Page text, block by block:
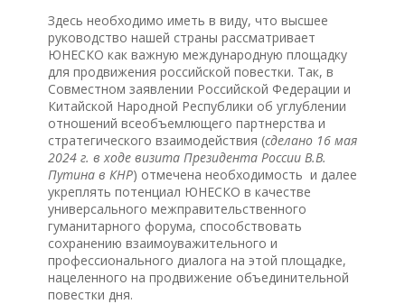
Здесь необходимо иметь в виду, что высшее
руководство нашей страны рассматривает
ЮНЕСКО как важную международную площадку
для продвижения российской повестки. Так, в
Совместном заявлении Российской Федерации и
Китайской Народной Республики об углублении
отношений всеобъемлющего партнерства и
стратегического взаимодействия (сделано 16 мая
2024 г. в ходе визита Президента России В.В.
Путина в КНР) отмечена необходимость и далее
укреплять потенциал ЮНЕСКО в качестве
универсального межправительственного
гуманитарного форума, способствовать
сохранению взаимоуважительного и
профессионального диалога на этой площадке,
нацеленного на продвижение объединительной
повестки дня.